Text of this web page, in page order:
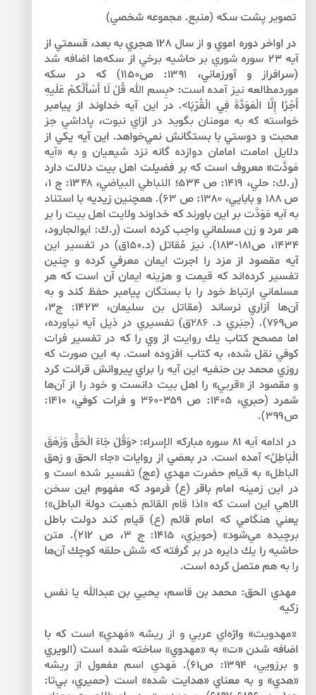
تصوير پشت سكه (منبع. مجموعه شخصي)
در اواخر دوره اموي و از سال ۱۲۸ هجري به بعد، قسمتي از
آيه ۲۳ سوره شوري بر حاشيه برخي از سكه‌ها اضافه شد
(سرافراز و آورزماني، ۱۳۹۱: ص۱۱۵۰) كه در سكه
موردمطالعه نيز آمده است: <بِسم الله قُلْ لَا أَسْأَلُكمْ عَلَيهِ
أَجْرًا إِلَّا الْمَوَدَّةَ فِي الْقُرْبَا>. در اين آيه خداوند از پيامبر
خواسته كه به مومنان بگويد در ازاي نبوت، پاداشي جز
محبت و دوستي با بستگانش نمي‌خواهد. اين آيه يكي از
دلايل امامت امامان دوازده گانه نزد شيعيان و به «آيه
مَودَّت» معروف است كه بر فضيلت اهل بيت دلالت دارد
(ر.ك: حلي، ۱۴۱۹: ص ۵۳۴؛ النباطي البياضي، ۱۳۴۸: ج ۱،
ص ۱۸۸ و بابايي، ۱۳۸۰: ص ۶۳). همچنين زيديه با استناد
به آيه مَوَدَّت بر اين باورند كه خداوند ولايت اهل بيت را بر
هر مرد و زن مسلماني واجب كرده است (ر.ك: ابوالجارود،
۱۴۳۴، ص۱۸۱-۱۸۳). نيز مُقاتل (د.۱۵۰ق) در تفسير اين
آيه مقصود از مزد را اجرت ايمان معرفي كرده و چنين
تفسير كرده‌اند كه قيمت و هزينه ايمان آن است كه هر
مسلماني ارتباط خود را با بستگان پيامبر حفظ كند و به
آن‌ها آزاري نرساند (مقاتل بن سليمان، ۱۴۲۳: ج۳،
ص۷۶۹). (حِبَري د. ۲۸۶ق) تفسيري در ذيل آيه نياورده،
اما مصحح كتاب يك روايت از وي را كه در تفسير فرات
كوفي نقل شده، به كتاب افزوده است. به اين صورت كه
روزي محمد بن حنفيه اين آيه را براي پيروانش قرائت كرد
و مقصود از «قربي» را اهل بيت دانست و خود را از آن‌‌ها
شمرد (حبري، ۱۴۰۵: ص ۳۵۹-۳۶۰ و فرات كوفي، ۱۴۱۰:
ص۳۹۹).
در ادامه آيه ۸۱ سوره مباركه الإسراء: <وَقُلْ جَاءَ الْحَقُّ وَزَهَقَ
الْبَاطِلُ> آمده است. در بعضي از روايات «جاء الحق و زهق
الباطل» به قيام حضرت مهدي (عج) تفسير شده است و
در اين زمينه امام باقر (ع) فرمود كه مفهوم اين سخن
الاهي اين است كه «اذا قام القائم ذهبت دولة الباطل»؛
يعني هنگامي كه امام قائم (ع) قيام كند دولت باطل
برچيده مي‌شود» (حويزي، ۱۴۱۵: ج ۳، ص ۲۱۲). متن
حاشيه را يك دايره در بر گرفته كه شش حلقه كوچك آن‌ها
را به هم متصل كرده است.
مهدي الحق: محمد بن قاسم، يحيي بن عبدالله يا نفس
زكيه
«مهدويت» واژه‌اي عربي و از ريشه «مَهدي» است كه با
اضافه شدن «ت» به «مهدوي» ساخته شده است (الويري
و برزويي، ۱۳۹۴: ص۶۱). مَهدي اسم مفعول از ريشه
«هدي» و به معناي «هدايت ‌شده» است (حميري، بي‌‌تا: